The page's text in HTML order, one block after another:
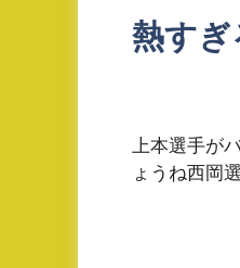
熱すぎ
上本選手が
ょうね西岡